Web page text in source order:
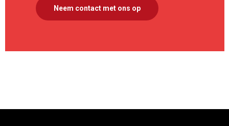
Neem contact met ons op